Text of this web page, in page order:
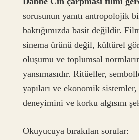
sorusunun yanıtı antropolojik
baktığımızda basit değildir.
sinema ürünü değil, kültürel
oluşumu ve toplumsal
yansımasıdır. Ritüeller,
yapıları ve ekonomik
deneyimini ve korku algısını
Okuyucuya bırakılan sorular: